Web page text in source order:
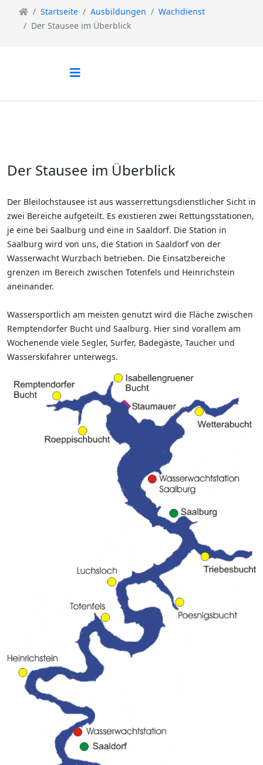
Startseite Ausbildungen
Wachdienst
Der Stausee im Überblick
Der Stausee im Überblick
Der Bleilochstausee ist aus wasserrettungsdienstlicher Sicht in
zwei Bereiche aufgeteilt. Es existieren zwei Rettungsstationen,
je eine bei Saalburg und eine in Saaldorf. Die Station in
Saalburg wird von uns, die Station in Saaldorf von der
Wasserwacht Wurzbach betrieben. Die Einsatzbereiche
grenzen im Bereich zwischen Totenfels und Heinrichstein
aneinander.
Wassersportlich am meisten genutzt wird die Fläche zwischen
Remptendorfer Bucht und Saalburg. Hier sind vorallem am
Wochenende viele Segler, Surfer, Badegäste, Taucher und
Wasserskifahrer unterwegs.